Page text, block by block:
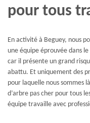
pour tous
En activité à Beguey, nous
une équipe éprouvée dans
car il présente un grand
abattu. Et uniquement des
pour laquelle nous sommes
d’arbre pas cher pour tous
équipe travaille avec